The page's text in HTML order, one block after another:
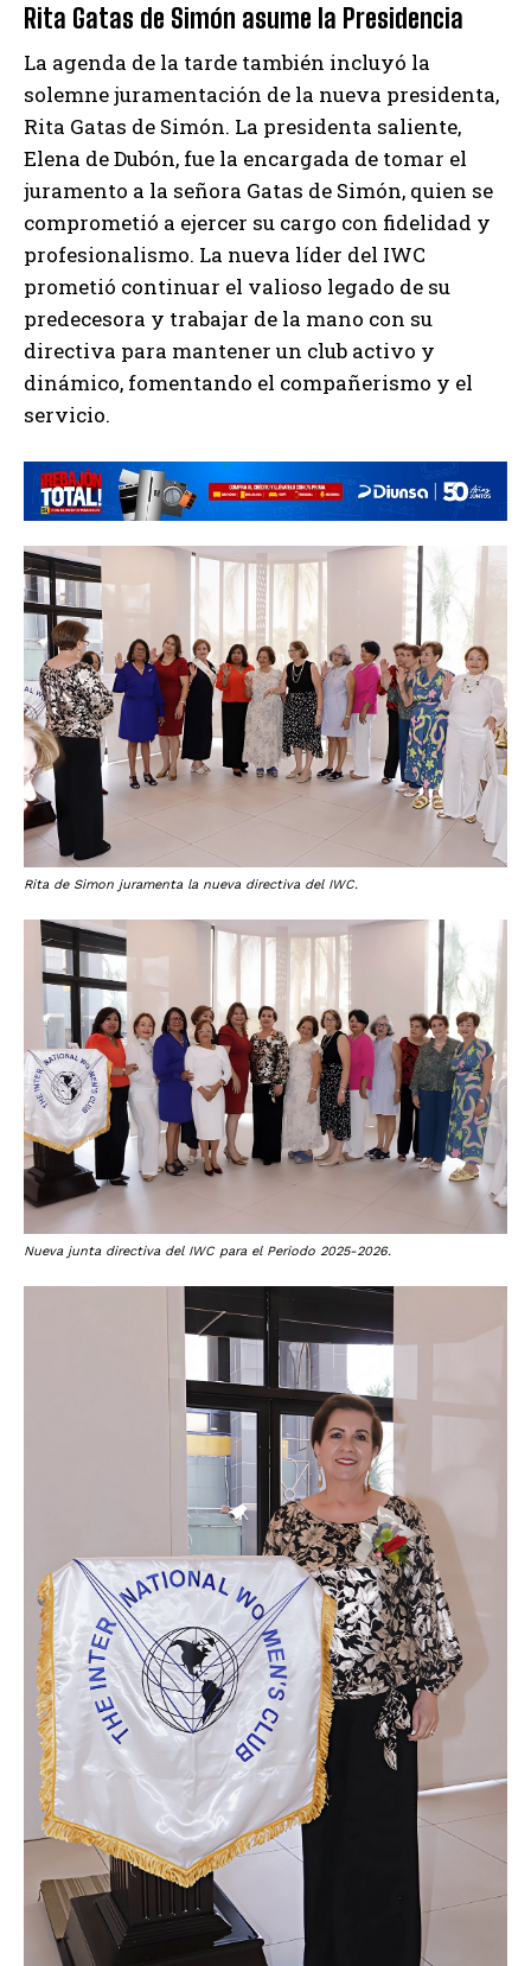
Rita Gatas de Simón asume la Presidencia
La agenda de la tarde también incluyó la
solemne juramentación de la nueva presidenta,
Rita Gatas de Simón. La presidenta saliente,
Elena de Dubón, fue la encargada de tomar el
juramento a la señora Gatas de Simón, quien se
comprometió a ejercer su cargo con fidelidad y
profesionalismo. La nueva líder del IWC
prometió continuar el valioso legado de su
predecesora y trabajar de la mano con su
directiva para mantener un club activo y
dinámico, fomentando el compañerismo y el
servicio.
Rita de Simon juramenta la nueva directiva del IWC.
Nueva junta directiva del IWC para el Periodo 2025-2026.